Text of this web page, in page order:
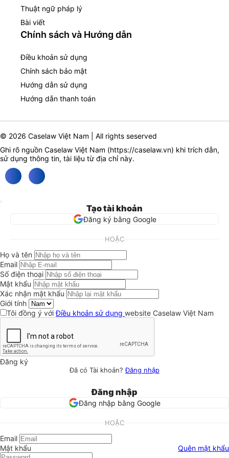
Thuật ngữ pháp lý
Bài viết
Chính sách và Hướng dẫn
Điều khoản sử dụng
Chính sách bảo mật
Hướng dẫn sử dụng
Hướng dẫn thanh toán
© 2026 Caselaw Việt Nam | All rights seserved
Ghi rõ nguồn Caselaw Việt Nam (https://caselaw.vn) khi trích dẫn,
sử dụng thông tin, tài liệu từ địa chỉ này.
Tạo tài khoản
Đăng ký bằng Google
HOẶC
Họ và tên
Email
Số điện thoại
Mật khẩu
Xác nhận mật khẩu
Giới tính
Tôi đồng ý vớiĐiều khoản sử dụng website Caselaw Việt Nam
Đăng ký
Đã có Tài khoản?Đăng nhập
Đăng nhập
Đăng nhập bằng Google
HOẶC
Email
Mật khẩu
Quên mật khẩu